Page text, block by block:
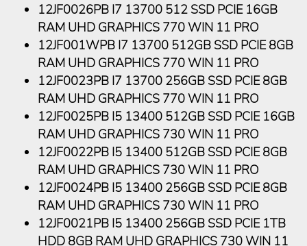
12JF0026PB I7 13700 512 SSD PCIE 16GB
RAM UHD GRAPHICS 770 WIN 11 PRO
12JF001WPB I7 13700 512GB SSD PCIE 8GB
RAM UHD GRAPHICS 770 WIN 11 PRO
12JF0023PB I7 13700 256GB SSD PCIE 8GB
RAM UHD GRAPHICS 770 WIN 11 PRO
12JF0025PB I5 13400 512GB SSD PCIE 16GB
RAM UHD GRAPHICS 730 WIN 11 PRO
12JF0022PB I5 13400 512GB SSD PCIE 8GB
RAM UHD GRAPHICS 730 WIN 11 PRO
12JF0024PB I5 13400 256GB SSD PCIE 8GB
RAM UHD GRAPHICS 730 WIN 11 PRO
12JF0021PB I5 13400 256GB SSD PCIE 1TB
HDD 8GB RAM UHD GRAPHICS 730 WIN 11